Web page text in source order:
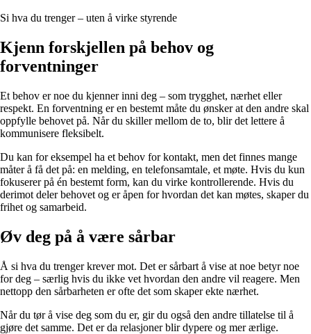
Si hva du trenger – uten å virke styrende
Kjenn forskjellen på behov og
forventninger
Et behov er noe du kjenner inni deg – som trygghet, nærhet eller
respekt. En forventning er en bestemt måte du ønsker at den andre skal
oppfylle behovet på. Når du skiller mellom de to, blir det lettere å
kommunisere fleksibelt.
Du kan for eksempel ha et behov for kontakt, men det finnes mange
måter å få det på: en melding, en telefonsamtale, et møte. Hvis du kun
fokuserer på én bestemt form, kan du virke kontrollerende. Hvis du
derimot deler behovet og er åpen for hvordan det kan møtes, skaper du
frihet og samarbeid.
Øv deg på å være sårbar
Å si hva du trenger krever mot. Det er sårbart å vise at noe betyr noe
for deg – særlig hvis du ikke vet hvordan den andre vil reagere. Men
nettopp den sårbarheten er ofte det som skaper ekte nærhet.
Når du tør å vise deg som du er, gir du også den andre tillatelse til å
gjøre det samme. Det er da relasjoner blir dypere og mer ærlige.